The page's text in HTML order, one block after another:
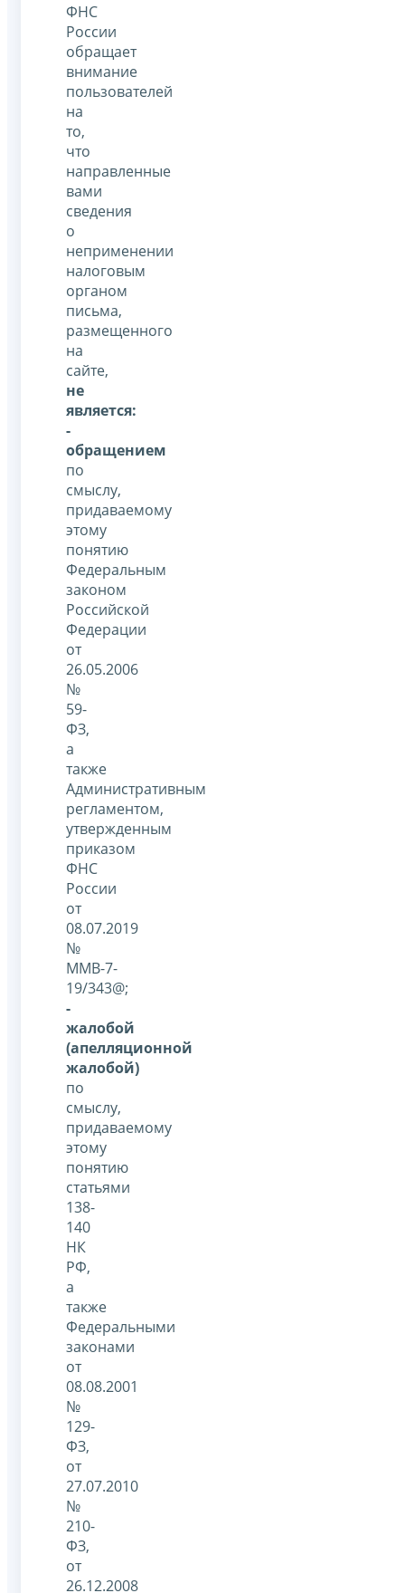
ФНС
России
обращает
внимание
пользователей
на
то,
что
направленные
вами
сведения
о
неприменении
налоговым
органом
письма,
размещенного
на
сайте,
не
является:
-
обращением
по
смыслу,
придаваемому
этому
понятию
Федеральным
законом
Российской
Федерации
от
26.05.2006
№
59-
ФЗ,
а
также
Административным
регламентом,
утвержденным
приказом
ФНС
России
от
08.07.2019
№
ММВ-7-
19/343@;
-
жалобой
(апелляционной
жалобой)
по
смыслу,
придаваемому
этому
понятию
статьями
138-
140
НК
РФ,
а
также
Федеральными
законами
от
08.08.2001
№
129-
ФЗ,
от
27.07.2010
№
210-
ФЗ,
от
26.12.2008